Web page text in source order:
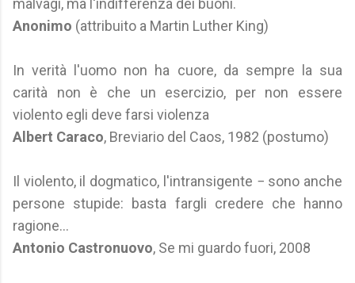
malvagi, ma l'indifferenza dei buoni.
Anonimo (attribuito a Martin Luther King)
In verità l'uomo non ha cuore, da sempre la sua
carità non è che un esercizio, per non essere
violento egli deve farsi violenza
Albert Caraco, Breviario del Caos, 1982 (postumo)
Il violento, il dogmatico, l'intransigente − sono anche
persone stupide: basta fargli credere che hanno
ragione...
Antonio Castronuovo, Se mi guardo fuori, 2008